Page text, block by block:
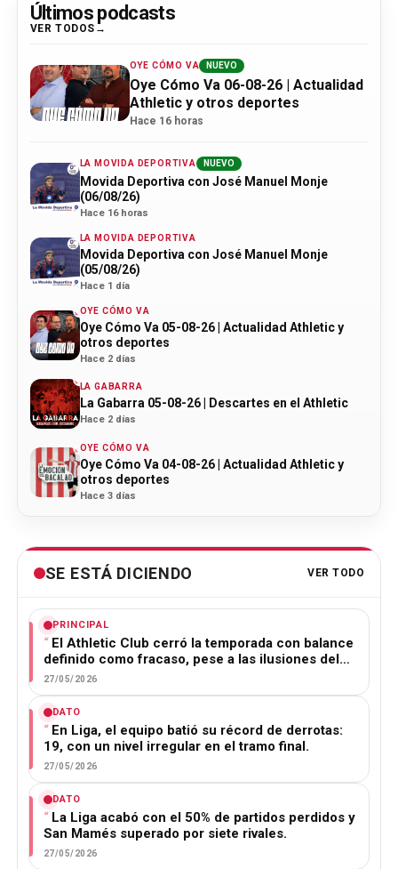
Últimos podcasts
VER TODOS
OYE CÓMO VA NUEVO
Oye Cómo Va 06-08-26 | Actualidad
Athletic y otros deportes
Hace 16 horas
LA MOVIDA DEPORTIVA NUEVO
Movida Deportiva con José Manuel Monje
(06/08/26)
Hace 16 horas
LA MOVIDA DEPORTIVA
Movida Deportiva con José Manuel Monje
(05/08/26)
Hace 1 día
OYE CÓMO VA
Oye Cómo Va 05-08-26 | Actualidad Athletic y
otros deportes
Hace 2 días
LA GABARRA
La Gabarra 05-08-26 | Descartes en el Athletic
Hace 2 días
OYE CÓMO VA
Oye Cómo Va 04-08-26 | Actualidad Athletic y
otros deportes
Hace 3 días
SE ESTÁ DICIENDO VER TODO
PRINCIPAL
El Athletic Club cerró la temporada con balance
definido como fracaso, pese a las ilusiones del…
27/05/2026
DATO
En Liga, el equipo batió su récord de derrotas:
19, con un nivel irregular en el tramo final.
27/05/2026
DATO
La Liga acabó con el 50% de partidos perdidos y
San Mamés superado por siete rivales.
27/05/2026